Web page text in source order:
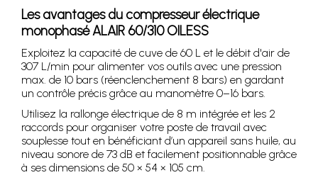
Les avantages du compresseur électrique
monophasé ALAIR 60/310 OILESS
Exploitez la capacité de cuve de 60 L et le débit d'air de
307 L/min pour alimenter vos outils avec une pression
max. de 10 bars (réenclenchement 8 bars) en gardant
un contrôle précis grâce au manomètre 0–16 bars.
Utilisez la rallonge électrique de 8 m intégrée et les 2
raccords pour organiser votre poste de travail avec
souplesse tout en bénéficiant d’un appareil sans huile, au
niveau sonore de 73 dB et facilement positionnable grâce
à ses dimensions de 50 × 54 × 105 cm.